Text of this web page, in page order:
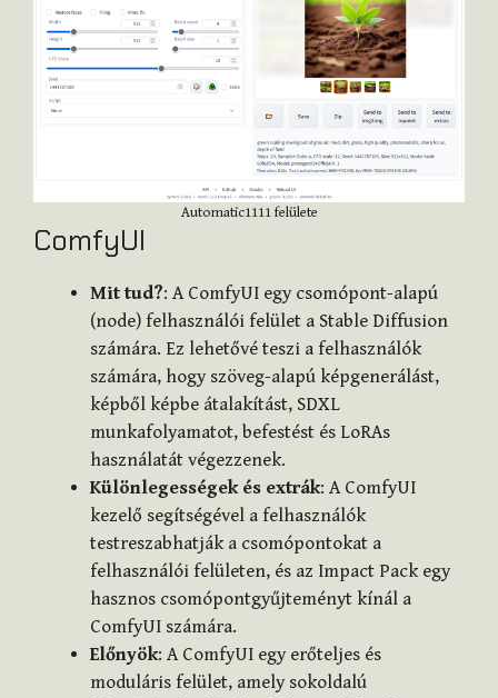
Automatic1111 felülete
ComfyUI
Mit tud?: A ComfyUI egy csomópont-alapú
(node) felhasználói felület a Stable Diffusion
számára. Ez lehetővé teszi a felhasználók
számára, hogy szöveg-alapú képgenerálást,
képből képbe átalakítást, SDXL
munkafolyamatot, befestést és LoRAs
használatát végezzenek.
Különlegességek és extrák: A ComfyUI
kezelő segítségével a felhasználók
testreszabhatják a csomópontokat a
felhasználói felületen, és az Impact Pack egy
hasznos csomópontgyűjteményt kínál a
ComfyUI számára.
Előnyök: A ComfyUI egy erőteljes és
moduláris felület, amely sokoldalú